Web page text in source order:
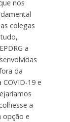
nos
colegas
a
da
19 e
a
opção e